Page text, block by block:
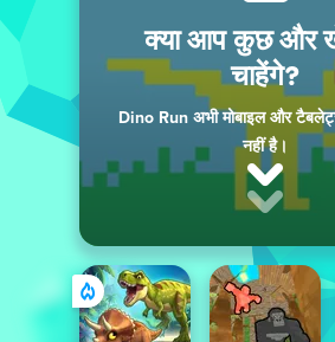
क्या आप कुछ और
चाहेंगे?
Dino Run अभी मोबाइल और
नहीं है।